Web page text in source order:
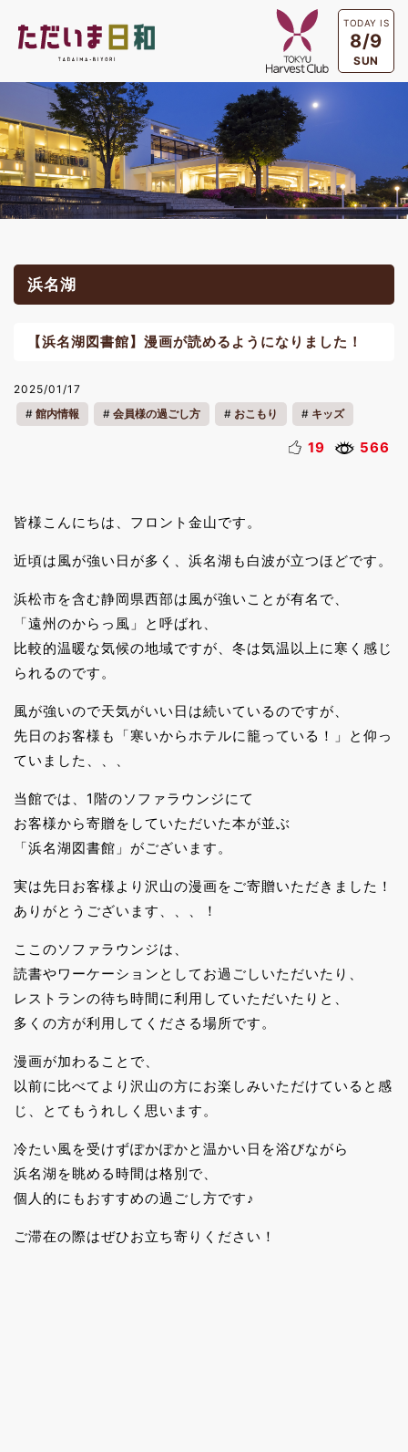
TODAY IS
8/9
SUN
浜名湖
【浜名湖図書館】漫画が読めるようになりました！
2025/01/17
館内情報
会員様の過ごし方 おこもり キッズ
19 566
皆様こんにちは、フロント金山です。
近頃は風が強い日が多く、浜名湖も白波が立つほどです。
浜松市を含む静岡県西部は風が強いことが有名で、
「遠州のからっ風」と呼ばれ、
比較的温暖な気候の地域ですが、冬は気温以上に寒く感じ
られるのです。
風が強いので天気がいい日は続いているのですが、
先日のお客様も「寒いからホテルに籠っている！」と仰っ
ていました、、、
当館では、1階のソファラウンジにて
お客様から寄贈をしていただいた本が並ぶ
「浜名湖図書館」がございます。
実は先日お客様より沢山の漫画をご寄贈いただきました！
ありがとうございます、、、！
ここのソファラウンジは、
読書やワーケーションとしてお過ごしいただいたり、
レストランの待ち時間に利用していただいたりと、
多くの方が利用してくださる場所です。
漫画が加わることで、
以前に比べてより沢山の方にお楽しみいただけていると感
じ、とてもうれしく思います。
冷たい風を受けずぽかぽかと温かい日を浴びながら
浜名湖を眺める時間は格別で、
個人的にもおすすめの過ごし方です♪
ご滞在の際はぜひお立ち寄りください！